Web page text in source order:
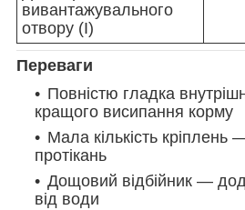
вивантажувального
отвору (I)
Переваги
Повністю гладка
кращого висипання корму
Мала кількість кріплень
протікань
Дощовий відбійник —
від води